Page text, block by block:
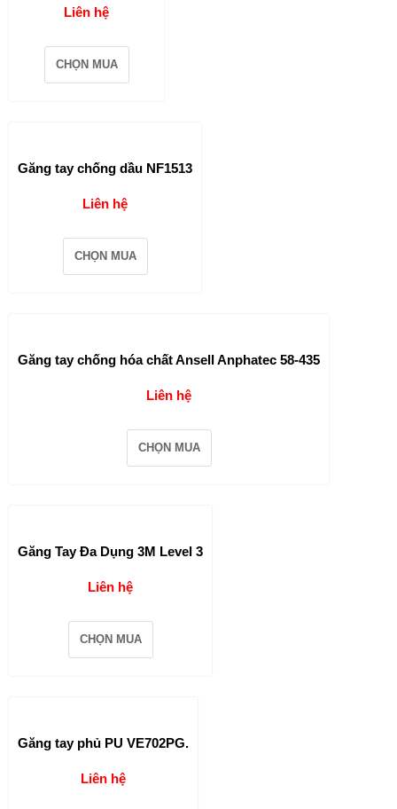
Liên hệ
CHỌN MUA
Găng tay chống dầu NF1513
Liên hệ
CHỌN MUA
Găng tay chống hóa chất Ansell Anphatec 58-435
Liên hệ
CHỌN MUA
Găng Tay Đa Dụng 3M Level 3
Liên hệ
CHỌN MUA
Găng tay phủ PU VE702PG.
Liên hệ